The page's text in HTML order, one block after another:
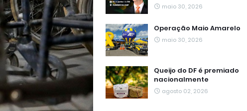
maio 30, 2026
Operação Maio Amarelo
maio 30, 2026
Queijo do DF é premiado
nacionalmente
agosto 02, 2026